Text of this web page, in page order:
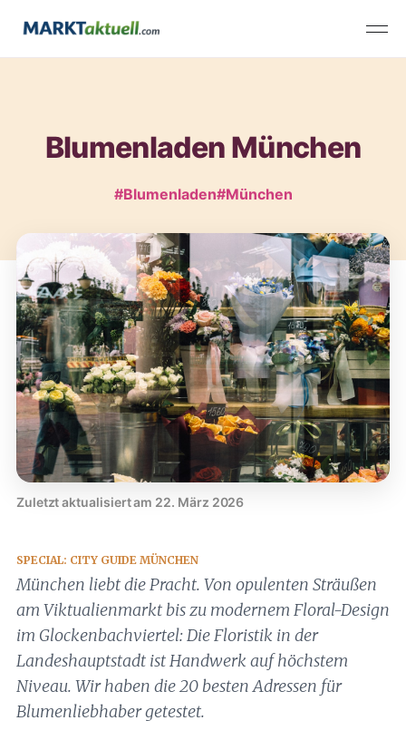
Blumenladen München
#Blumenladen#München
Zuletzt aktualisiert am 22. März 2026
SPECIAL: CITY GUIDE MÜNCHEN
München liebt die Pracht. Von opulenten Sträußen
am Viktualienmarkt bis zu modernem Floral-Design
im Glockenbachviertel: Die Floristik in der
Landeshauptstadt ist Handwerk auf höchstem
Niveau. Wir haben die 20 besten Adressen für
Blumenliebhaber getestet.